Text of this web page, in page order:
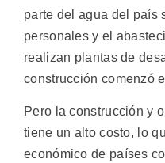
parte del agua del país
personales y el
realizan plantas de
construcción comenzó
Pero la construcción y
tiene un alto costo, lo
económico de países